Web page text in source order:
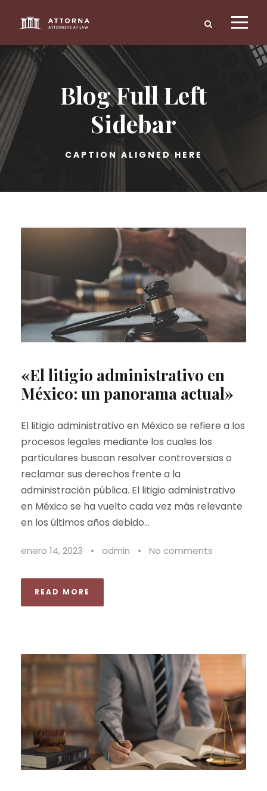
Blog Full Left
Sidebar
CAPTION ALIGNED HERE
«El litigio administrativo en
México: un panorama actual»
El litigio administrativo en México se refiere a los
procesos legales mediante los cuales los
particulares buscan resolver controversias o
reclamar sus derechos frente a la
administración pública. El litigio administrativo
en México se ha vuelto cada vez más relevante
en los últimos años debido...
enero 14, 2023 • admin • No comments
READ MORE